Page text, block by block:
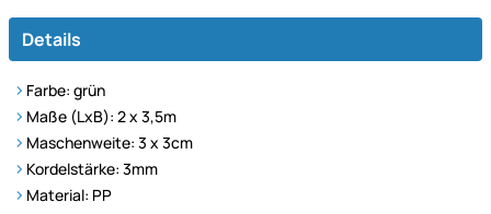
Details
Farbe: grün
Maße (LxB): 2 x 3,5m
Maschenweite: 3 x 3cm
Kordelstärke: 3mm
Material: PP